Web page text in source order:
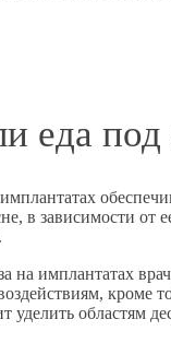
еда
в зависимости от
на имплантатах
кроме
уделить областям